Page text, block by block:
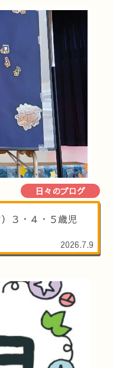
日々のブログ
３・４・５歳児
2026.7.9